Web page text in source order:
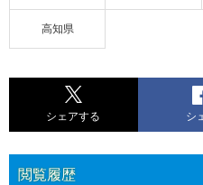
高知県
シェアする シ
閲覧履歴